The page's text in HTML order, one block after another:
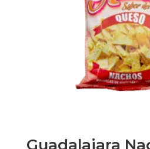
Guadalajara